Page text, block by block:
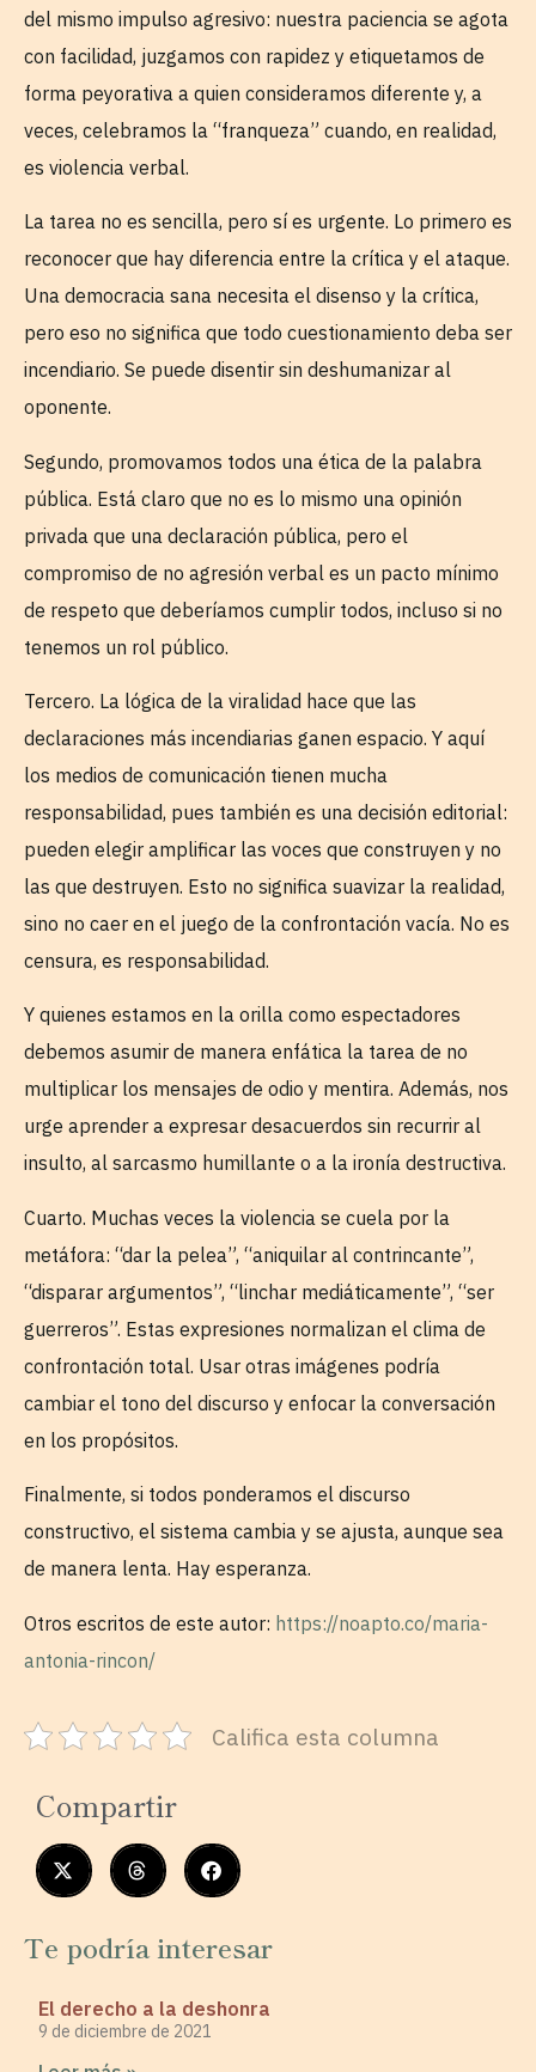
del mismo impulso agresivo: nuestra paciencia se agota
con facilidad, juzgamos con rapidez y etiquetamos de
forma peyorativa a quien consideramos diferente y, a
veces, celebramos la “franqueza” cuando, en realidad,
es violencia verbal.
La tarea no es sencilla, pero sí es urgente. Lo primero es
reconocer que hay diferencia entre la crítica y el ataque.
Una democracia sana necesita el disenso y la crítica,
pero eso no significa que todo cuestionamiento deba ser
incendiario. Se puede disentir sin deshumanizar al
oponente.
Segundo, promovamos todos una ética de la palabra
pública. Está claro que no es lo mismo una opinión
privada que una declaración pública, pero el
compromiso de no agresión verbal es un pacto mínimo
de respeto que deberíamos cumplir todos, incluso si no
tenemos un rol público.
Tercero. La lógica de la viralidad hace que las
declaraciones más incendiarias ganen espacio. Y aquí
los medios de comunicación tienen mucha
responsabilidad, pues también es una decisión editorial:
pueden elegir amplificar las voces que construyen y no
las que destruyen. Esto no significa suavizar la realidad,
sino no caer en el juego de la confrontación vacía. No es
censura, es responsabilidad.
Y quienes estamos en la orilla como espectadores
debemos asumir de manera enfática la tarea de no
multiplicar los mensajes de odio y mentira. Además, nos
urge aprender a expresar desacuerdos sin recurrir al
insulto, al sarcasmo humillante o a la ironía destructiva.
Cuarto. Muchas veces la violencia se cuela por la
metáfora: “dar la pelea”, “aniquilar al contrincante”,
“disparar argumentos”, “linchar mediáticamente”, “ser
guerreros”. Estas expresiones normalizan el clima de
confrontación total. Usar otras imágenes podría
cambiar el tono del discurso y enfocar la conversación
en los propósitos.
Finalmente, si todos ponderamos el discurso
constructivo, el sistema cambia y se ajusta, aunque sea
de manera lenta. Hay esperanza.
Otros escritos de este autor: https://noapto.co/maria-
antonia-rincon/
Califica esta columna
Compartir
Te podría interesar
El derecho a la deshonra
9 de diciembre de 2021